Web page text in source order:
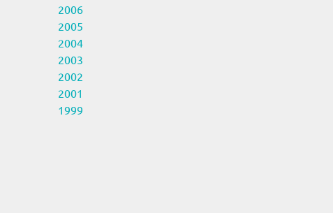
2006
2005
2004
2003
2002
2001
1999